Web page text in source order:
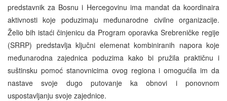
predstavnik za Bosnu i Hercegovinu ima mandat da koordinaira
aktivnosti koje poduzimaju međunarodne civilne organizacije.
Želio bih istaći činjenicu da Program oporavka Srebreničke regije
(SRRP) predstavlja ključni elemenat kombiniranih napora koje
međunarodna zajednica poduzima kako bi pružila praktičnu i
suštinsku pomoć stanovnicima ovog regiona i omogućila im da
nastave svoje dugo putovanje ka obnovi i ponovnom
uspostavljanju svoje zajednice.